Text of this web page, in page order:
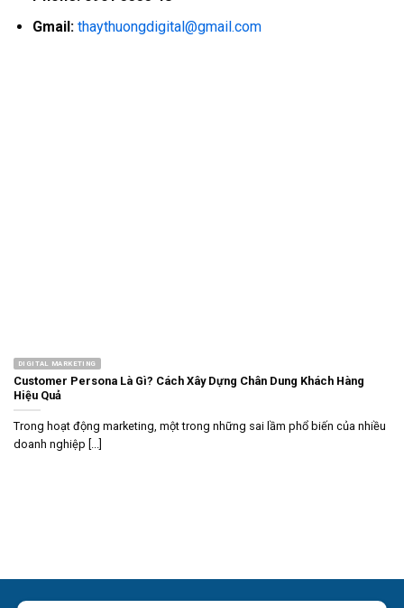
Gmail: thaythuongdigital@gmail.com
DIGITAL MARKETING
Customer Persona Là Gì? Cách Xây Dựng Chân Dung Khách Hàng
Hiệu Quả
Trong hoạt động marketing, một trong những sai lầm phổ biến của nhiều
doanh nghiệp [...]